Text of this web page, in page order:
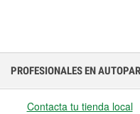
PROFESIONALES EN
Contacta tu tienda local